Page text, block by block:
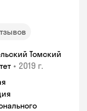
Томский
• 2019 г.